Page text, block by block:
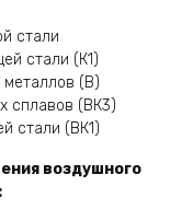
стали
стали (К1)
металлов (В)
сплавов (ВК3)
стали (ВК1)
воздушного